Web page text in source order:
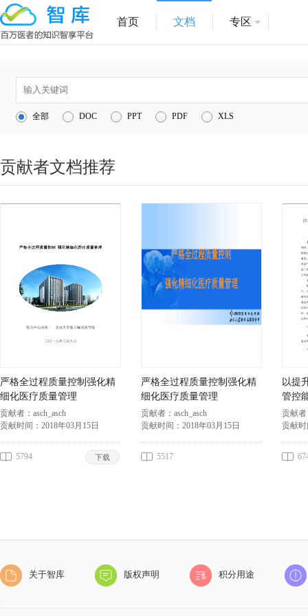
首页 文档 专区
1
医院管理
4
互联网医院
全部 DOC PPT PDF XLS
贡献者文档推荐
严格全过程质量控制强化精
细化医疗质量管理
贡献者： asch_asch
贡献时间： 2018年03月15日
5794 下载
严格全过程质量控制强化精
细化医疗质量管理
贡献者： asch_asch
贡献时间： 2018年03月15日
5517
以提
管控
——航
贡献
贡献
关于智库 版权声明 积分用途